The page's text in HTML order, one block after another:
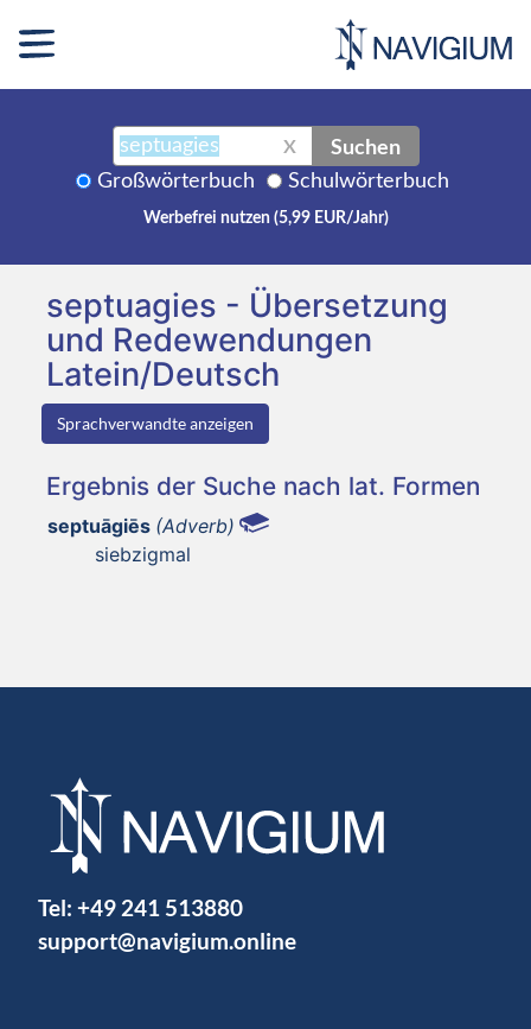
X Suchen
Großwörterbuch Schulwörterbuch
Werbefrei nutzen (5,99 EUR/Jahr)
septuagies - Übersetzung
und Redewendungen
Latein/Deutsch
Sprachverwandte anzeigen
Ergebnis der Suche nach lat. Formen
septuāgiēs (Adverb)
siebzigmal
Tel: +49 241 513880
support@navigium.online